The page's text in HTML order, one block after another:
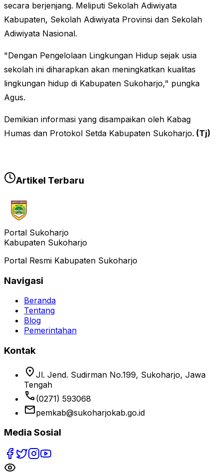
secara berjenjang. Meliputi Sekolah Adiwiyata
Kabupaten, Sekolah Adiwiyata Provinsi dan Sekolah
Adiwiyata Nasional.
"Dengan Pengelolaan Lingkungan Hidup sejak usia
sekolah ini diharapkan akan meningkatkan kualitas
lingkungan hidup di Kabupaten Sukoharjo," pungka
Agus.
Demikian informasi yang disampaikan oleh Kabag
Humas dan Protokol Setda Kabupaten Sukoharjo. (Tj)
Artikel Terbaru
Portal Sukoharjo
Kabupaten Sukoharjo
Portal Resmi Kabupaten Sukoharjo
Navigasi
Beranda
Tentang
Blog
Pemerintahan
Kontak
location_on Jl. Jend. Sudirman No.199, Sukoharjo, Jawa
Tengah
phone (0271) 593068
emailpemkab@sukoharjokab.go.id
Media Sosial